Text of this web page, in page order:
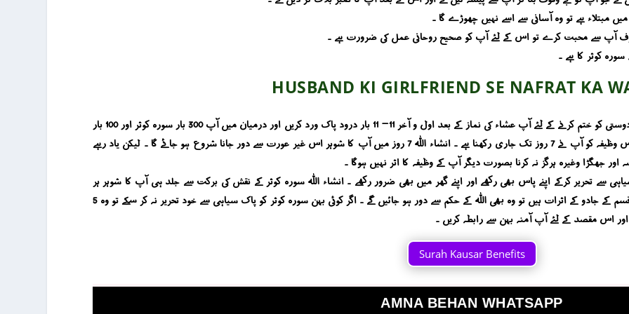
مبتلاء ہے تو وہ آسانی سے اسے نہیں چھوڑے گا ۔
صرف آپ سے محبت کرے تو اس کے لئے آپ کو صحیح روحانی عمل کی ضرورت ہے ۔
کوثر کا ہے ۔
HUSBAND KI GIRLFRIEND SE NAFRAT KA
شوہر کی کسی عورت کے ساتھ اگر ناجائز دوستی ہے تو اس دوستی کو ختم کرنے کے لئے آپ عشاء کی نماز کے بعد اول و آخر 11- 11 بار درود پاک ورد کریں اور درمیان میں آپ 300 بار سورہ کوثر اور 100 بار
درود ابراہیمی ورد کریں اور اللہ کی بارگاہ میں دعا کریں ۔ اس وظیفہ کو آپ نے 7 روز تک جاری رکھنا ہے ۔ انشاء اللہ 7 روز میں آپ کا شوہر اس غیر عورت سے دور جانا شروع ہو جائے گا ۔ لیکن یاد رہے
جھگڑا وغیرہ ہرگز نہ کرنا بصورت دیگر آپ کے وظیفہ کا اثر نہیں ہوگا ۔
سے تحریر کرکے اپنے پاس بھی رکھے اور اپنے گھر میں بھی ضرور رکھے ۔ انشاء اللہ سورہ کوثر کے نقش کی برکت سے جلد ہی آپ کا شوہر ہر
غیر عورت سے دور ہو جائے گا اور اگر آپ کے شوہر پر کسی قسم کے جادو کے اثرات ہیں تو وہ بھی اللہ کے حکم سے دور ہو جائیں گے ۔ اگر کوئی بہن سورہ کوثر کو پاک سیاہی سے خود تحریر نہ کر سکے تو وہ 5
اس مقصد کے لئے آپ آمنہ بہن سے رابطہ کریں ۔
Surah Kausar Benefits
AMNA BEHAN WHATSAPP